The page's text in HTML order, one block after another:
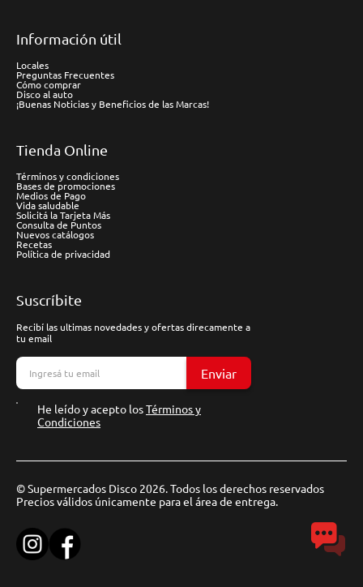
Información útil
Locales
Preguntas Frecuentes
Cómo comprar
Disco al auto
¡Buenas Noticias y Beneficios de las Marcas!
Tienda Online
Términos y condiciones
Bases de promociones
Medios de Pago
Vida saludable
Solicitá la Tarjeta Más
Consulta de Puntos
Nuevos catálogos
Recetas
Política de privacidad
Suscríbite
Recibí las ultimas novedades y ofertas direcamente a
tu email
Enviar
He leído y acepto losTérminos y
Condiciones
© Supermercados Disco 2026. Todos los derechos reservados
Precios válidos únicamente para el área de entrega.